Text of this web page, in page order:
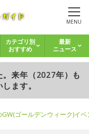
MENU
カテゴリ別
おすすめ
最新
ニュース
来年（2027年）も
ます。
GW(ゴールデンウィーク)イ